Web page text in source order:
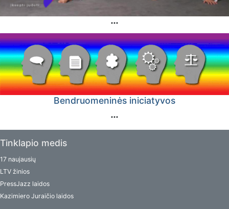
Bendruomeninės iniciatyvos
Tinklapio medis
17 naujausių
LTV žinios
PressJazz laidos
Kazimiero Juraičio laidos